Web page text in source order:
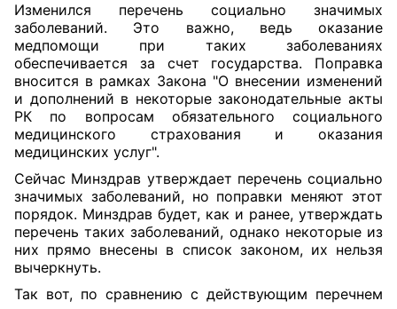
Изменился перечень социально значимых
заболеваний. Это важно, ведь оказание
медпомощи при таких заболеваниях
обеспечивается за счет государства. Поправка
вносится в рамках Закона "О внесении изменений
и дополнений в некоторые законодательные акты
РК по вопросам обязательного социального
медицинского страхования и оказания
медицинских услуг".
Сейчас Минздрав утверждает перечень социально
значимых заболеваний, но поправки меняют этот
порядок. Минздрав будет, как и ранее, утверждать
перечень таких заболеваний, однако некоторые из
них прямо внесены в список законом, их нельзя
вычеркнуть.
Так вот, по сравнению с действующим перечнем